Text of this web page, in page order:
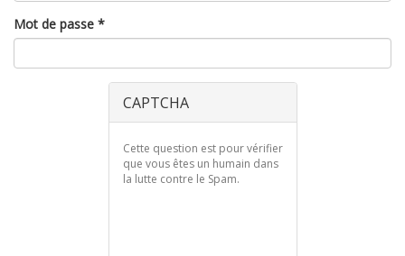
Mot de passe *
CAPTCHA
Cette question est pour vérifier
que vous êtes un humain dans
la lutte contre le Spam.